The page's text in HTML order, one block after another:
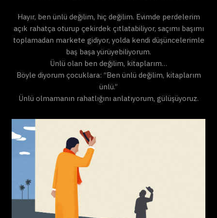
Hayır, ben ünlü değilim, hiç değilim. Evimde perdelerim
açık rahatça oturup çekirdek çıtlatabiliyor, saçımı başımı
toplamadan markete gidiyor, yolda kendi düşüncelerimle
baş başa yürüyebiliyorum.
Ünlü olan ben değilim, kitaplarım…
Böyle diyorum çocuklara: “Ben ünlü değilim, kitaplarım
ünlü.”
Ünlü olmamanın rahatlığını anlatıyorum, gülüşüyoruz.